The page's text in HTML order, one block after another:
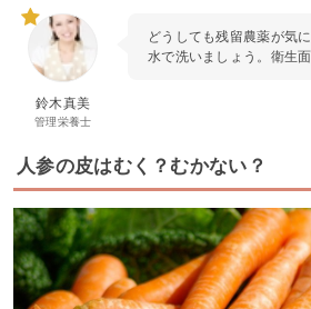
鈴木真美
管理栄養士
どうしても残留農薬が気
水で洗いましょう。衛生
人参の皮はむく？むかない？